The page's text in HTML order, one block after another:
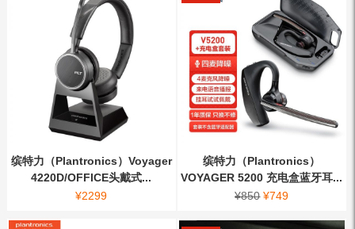
缤特力（Plantronics）Voyager
4220D/OFFICE头戴式...
¥2299
缤特力（Plantronics）
VOYAGER 5200 充电盒蓝牙耳...
¥850 ¥749